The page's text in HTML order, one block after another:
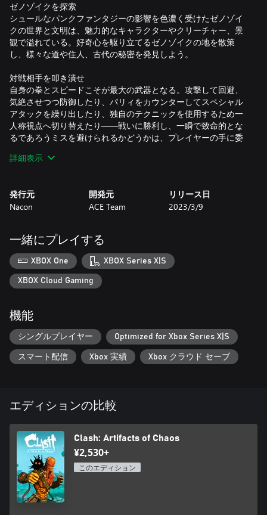
ゼノゾイクを探索
シュールなパンクファンタジーの影響を色濃く受けたゼノゾイ
クの世界と文明は、魅力的なキャラクターやクリーチャー、景
観で溢れている。好奇心を駆り立てるゼノゾイクの地を散策
し、様々な道や住人、古代の秘密を発見しよう。
対戦相手を叩き潰せ
自身の拳とスピードこそが最大の武器となる。攻撃して回避、
気絶させつつ防御したり、パリィをカウンターしてスペシャル
アタックを繰り出したり、独自のテクニックを使用するため一
人称視点へ切り替えたり――戦いに勝利し、一瞬で致命的とな
るであろうミスを避けられるかどうかは、プレイヤーの手に委
自分の好みに応じて自由に使い分けよう。戦いに勝利すること
で能力のパワーアップや攻撃のアップグレードが可能となり、
る。
儀式の挑戦に立ち向かえ
戦いの前に、サイコロを使った「双六」ゲームで対戦相手に挑
戦することが可能だ。勝者は戦いのルールを設定することがで
き、その掟は往々にして勝者に優位なものとなる。モンスター
たり…戦いの結果を決めるにはほど遠いが、儀式の勝者はその
恩恵を利用することが可能だ。しかし敗者には、突きつけられ
た困難を賢く克服することが求められる。
重厚なストーリーライン
退けながら少年との友情を育む過程で、スエドは自らの過去と
向き合い、混沌に満ちたゼノゾイクの社会の起源を解き明かす
必要に迫られるのだ。
『Clash:Artifacts of Chaos』は『Zeno Clash』および『Zeno
Clash II』は世界観を共有しているものの、本ゲームは完全に独
立したものとなっている。
詳細表示
発行元
Nacon
開発元
ACE Team
リリース日
2023/3/9
一緒にプレイする
XBOX One XBOX Series X|S
XBOX Cloud Gaming
機能
シングルプレイヤー Optimized for Xbox Series X|S
スマート配信 Xbox 実績 Xbox クラウド セーブ
エディションの比較
Clash: Artifacts of Chaos
¥2,530+
このエディション